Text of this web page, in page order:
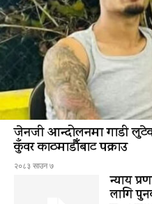
जेनजी आन्दोलनमा गाडी
कुँवर काठमाडौँबाट पक्राउ
२०८३ साउन ७
न्याय
लागि